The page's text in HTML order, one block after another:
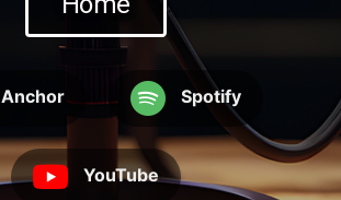
Anchor Spotify
YouTube